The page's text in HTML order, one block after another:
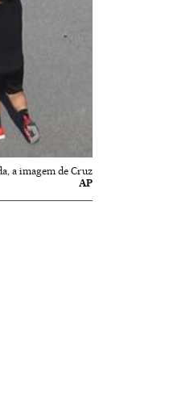
a imagem de Cruz
AP